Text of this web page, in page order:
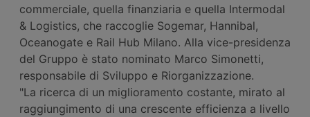
commerciale, quella finanziaria e quella Intermodal
& Logistics, che raccoglie Sogemar, Hannibal,
Oceanogate e Rail Hub Milano. Alla vice-presidenza
del Gruppo è stato nominato Marco Simonetti,
responsabile di Sviluppo e Riorganizzazione.
"La ricerca di un miglioramento costante, mirato al
raggiungimento di una crescente efficienza a livello